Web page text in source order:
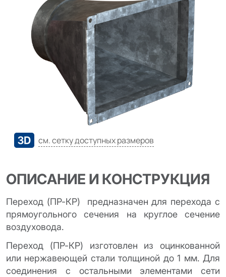
cм. сетку доступных размеров
ОПИСАНИЕ И КОНСТРУКЦИЯ
Переход (ПР-КР) предназначен для перехода с
прямоугольного сечения на круглое сечение
воздуховода.
Переход (ПР-КР) изготовлен из оцинкованной
или нержавеющей стали толщиной до 1 мм. Для
соединения с остальными элементами сети